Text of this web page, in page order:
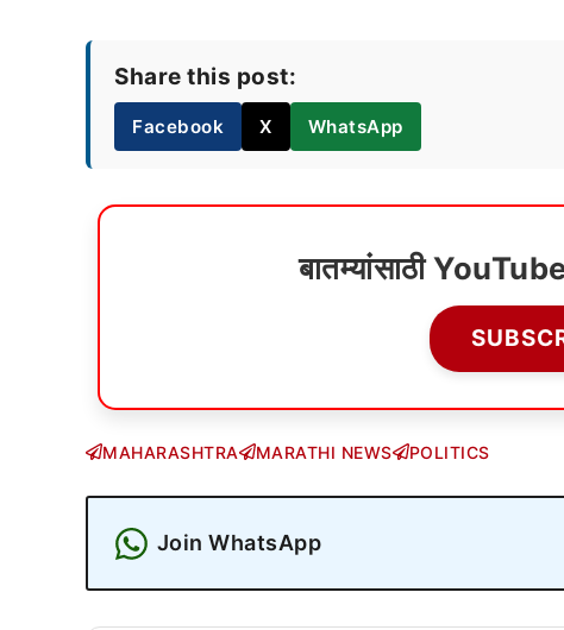
Share this post:
Facebook X WhatsApp
बातम्यांसाठी
MAHARASHTRA MARATHI NEWS POLITICS
Join WhatsApp